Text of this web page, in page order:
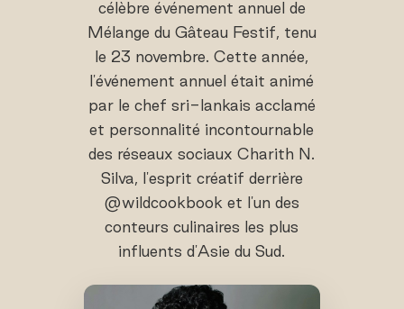
célèbre événement annuel de
Mélange du Gâteau Festif, tenu
le 23 novembre. Cette année,
l'événement annuel était animé
par le chef sri-lankais acclamé
et personnalité incontournable
des réseaux sociaux Charith N.
Silva, l'esprit créatif derrière
@wildcookbook et l'un des
conteurs culinaires les plus
influents d'Asie du Sud.